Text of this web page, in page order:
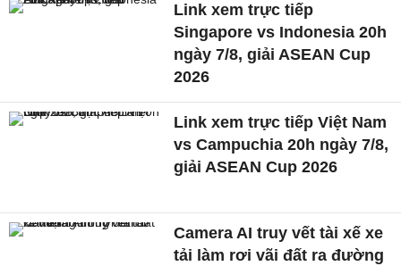
Link xem trực tiếp
Singapore vs Indonesia 20h
ngày 7/8, giải ASEAN Cup
2026
Link xem trực tiếp Việt Nam
vs Campuchia 20h ngày 7/8,
giải ASEAN Cup 2026
Camera AI truy vết tài xế xe
tải làm rơi vãi đất ra đường